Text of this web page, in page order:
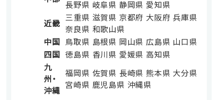
長野県 岐阜県 静岡県 愛知県
近畿 三重県 滋賀県 京都府 大阪府 兵庫県
奈良県 和歌山県
中国 鳥取県 島根県 岡山県 広島県 山口県
四国 徳島県 香川県 愛媛県 高知県
九
州・
沖縄
福岡県 佐賀県 長崎県 熊本県 大分県
宮崎県 鹿児島県 沖縄県